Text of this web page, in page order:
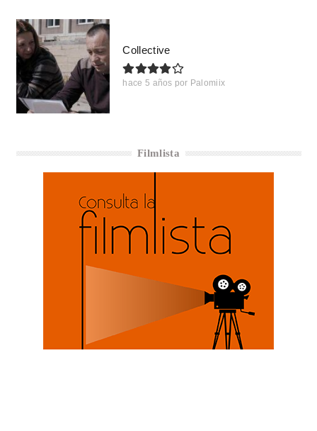
Collective
hace 5 años por Palomiix
Filmlista